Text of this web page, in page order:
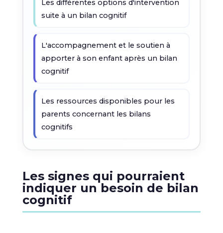
Les différentes options d'intervention
suite à un bilan cognitif
L'accompagnement et le soutien à
apporter à son enfant après un bilan
cognitif
Les ressources disponibles pour les
parents concernant les bilans
cognitifs
Les signes qui pourraient
indiquer un besoin de bilan
cognitif